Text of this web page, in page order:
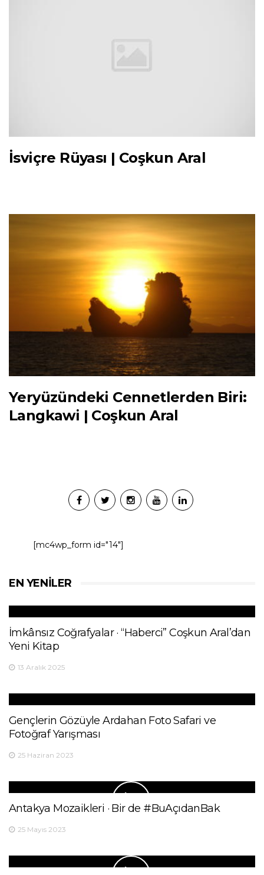
İsviçre Rüyası | Coşkun Aral
Yeryüzündeki Cennetlerden Biri:
Langkawi | Coşkun Aral
[mc4wp_form id="14"]
EN YENILER
İmkânsız Coğrafyalar · “Haberci” Coşkun Aral’dan
Yeni Kitap
13 Aralık 2025
Gençlerin Gözüyle Ardahan Foto Safari ve
Fotoğraf Yarışması
25 Haziran 2023
Antakya Mozaikleri · Bir de #BuAçıdanBak
25 Mayıs 2023